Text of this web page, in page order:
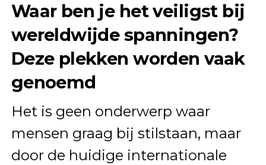
Waar ben je het veiligst bij
wereldwijde spanningen?
Deze plekken worden vaak
genoemd
Het is geen onderwerp waar
mensen graag bij stilstaan, maar
door de huidige internationale